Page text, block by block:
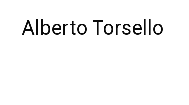
Alberto Torsello